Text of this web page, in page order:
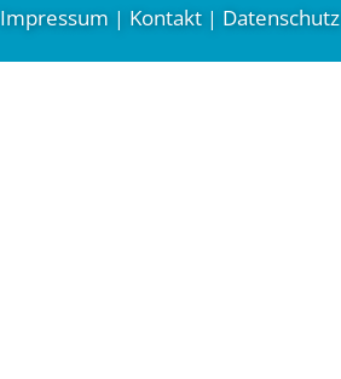
Impressum | Kontakt | Datenschutz